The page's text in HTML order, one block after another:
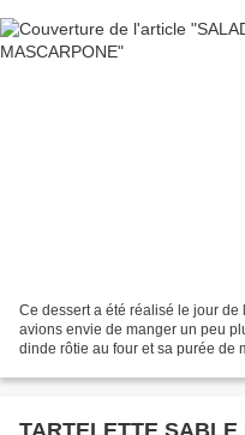
Ce dessert a été réalisé le jour
avions envie de manger un peu
dinde rôtie au four et sa purée de
TARTELETTE SABLE